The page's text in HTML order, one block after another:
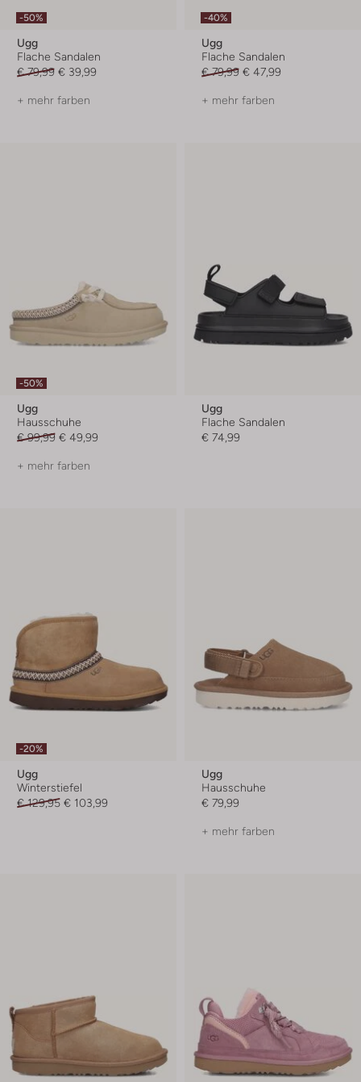
-50%
Ugg
Flache Sandalen
€ 79,99 € 39,99
+ mehr farben
-40%
Ugg
Flache Sandalen
€ 79,99 € 47,99
+ mehr farben
-50%
Ugg
Hausschuhe
€ 99,99 € 49,99
+ mehr farben
Ugg
Flache Sandalen
€ 74,99
-20%
Ugg
Winterstiefel
€ 129,95 € 103,99
Ugg
Hausschuhe
€ 79,99
+ mehr farben